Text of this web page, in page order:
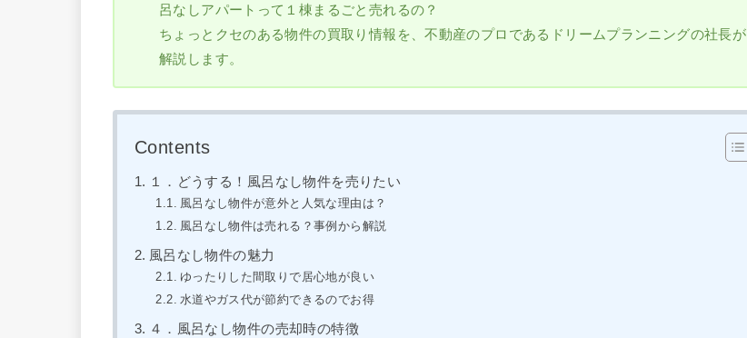
呂なしアパートって１棟まるごと売れるの？
ちょっとクセのある物件の買取り情報を、不動産のプロであるドリームプランニングの社長が
解説します。
Contents
１．どうする！風呂なし物件を売りたい
風呂なし物件が意外と人気な理由は？
風呂なし物件は売れる？事例から解説
風呂なし物件の魅力
ゆったりした間取りで居心地が良い
水道やガス代が節約できるのでお得
４．風呂なし物件の売却時の特徴